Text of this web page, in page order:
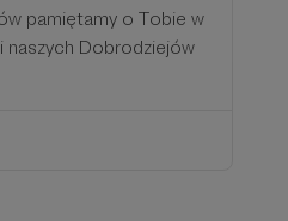
pamiętamy o Tobie w
naszych Dobrodziejów